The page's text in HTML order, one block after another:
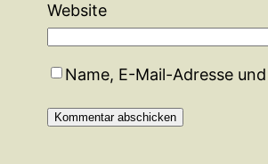
Website
Name, E-Mail-Adresse